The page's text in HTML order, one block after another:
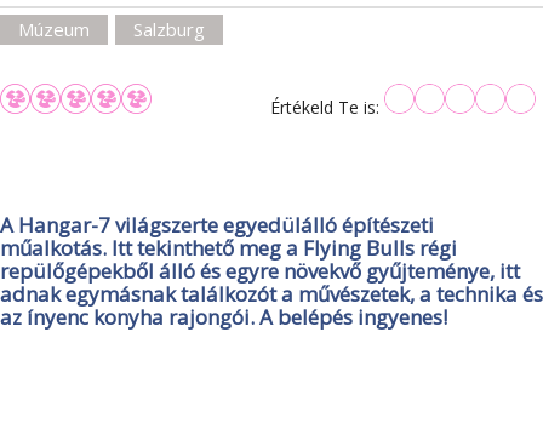
Múzeum Salzburg
Értékeld Te is:
A Hangar-7 világszerte egyedülálló építészeti
műalkotás. Itt tekinthető meg a Flying Bulls régi
repülőgépekből álló és egyre növekvő gyűjteménye, itt
adnak egymásnak találkozót a művészetek, a technika és
az ínyenc konyha rajongói. A belépés ingyenes!